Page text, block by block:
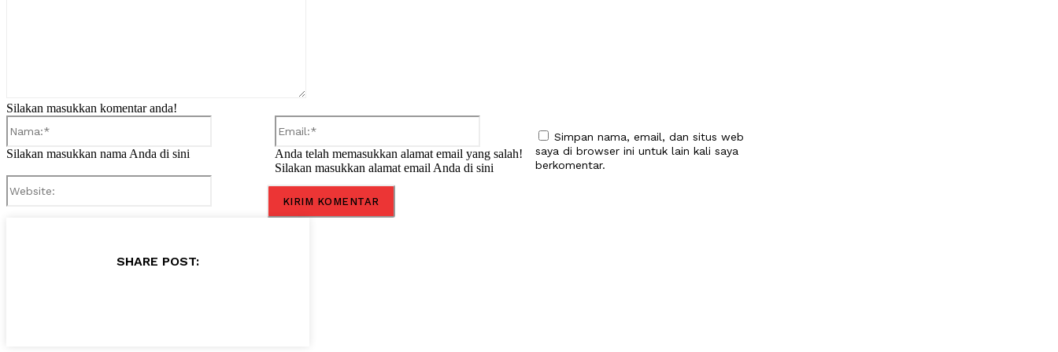
Silakan masukkan komentar anda!
Silakan masukkan nama Anda di sini
Email:*
Anda telah memasukkan alamat email yang salah!
Silakan masukkan alamat email Anda di sini
Simpan nama, email, dan situs web
saya di browser ini untuk lain kali saya
berkomentar.
SHARE POST: